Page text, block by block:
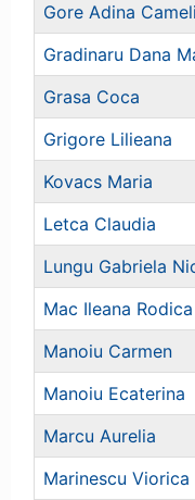
Gore Adina
Gradinaru Dana
Grasa Coca
Grigore Lilieana
Kovacs Maria
Letca Claudia
Lungu Gabriela
Mac Ileana Rodica
Manoiu Carmen
Manoiu Ecaterina
Marcu Aurelia
Marinescu Viorica